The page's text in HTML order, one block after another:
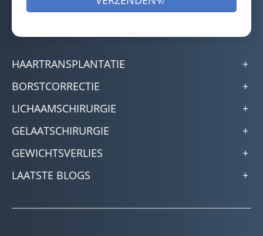
HAARTRANSPLANTATIE
BORSTCORRECTIE
LICHAAMSCHIRURGIE
GELAATSCHIRURGIE
GEWICHTSVERLIES
LAATSTE BLOGS